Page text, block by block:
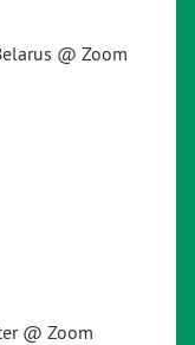
@ Zoom
@ Zoom